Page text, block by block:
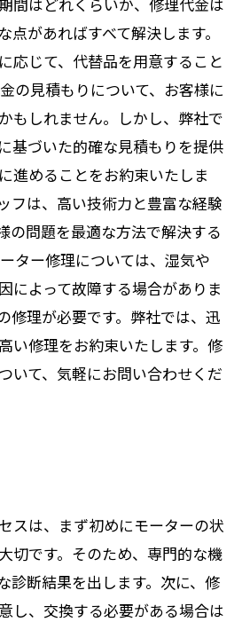
点があればすべて解決します。
応じて、代替品を用意すること
の見積もりについて、お客様に
もしれません。しかし、弊社で
基づいた的確な見積もりを提供
進めることをお約束いたしま
フは、高い技術力と豊富な経験
の問題を最適な方法で解決する
ター修理については、湿気や
によって故障する場合がありま
修理が必要です。弊社では、迅
い修理をお約束いたします。修
いて、気軽にお問い合わせくだ
スは、まず初めにモーターの状
切です。そのため、専門的な機
診断結果を出します。次に、修
し、交換する必要がある場合は